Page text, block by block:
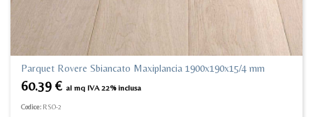
Parquet Rovere Sbiancato Maxiplancia 1900x190x15/4 mm
60.39 € al mq IVA 22% inclusa
Codice: RSO-2